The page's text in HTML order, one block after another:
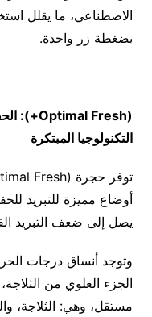
بضغطة زر واحدة.
(
Optimal Fresh+
):
التكنولوجيا المبتكرة
أوضاع مميزة للتبريد
يصل إلى ضعف التبريد
وتوجد أنساق درجات
الجزء العلوي من
مستقل، وهي: الثلاجة،